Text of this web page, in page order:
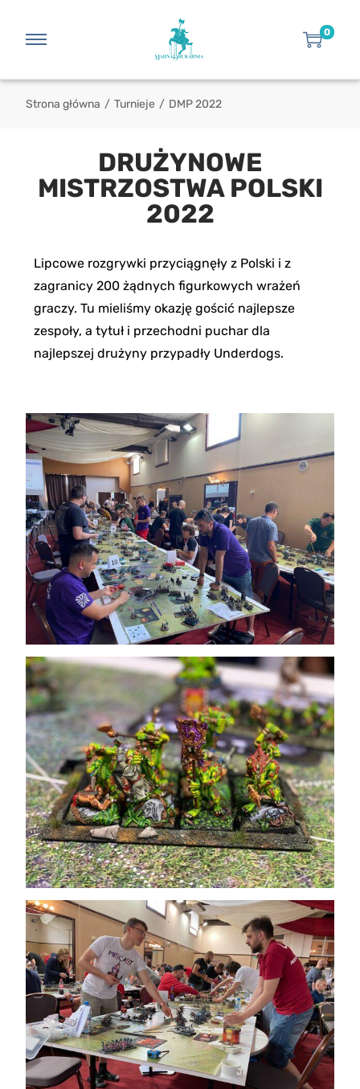
0
Strona główna / Turnieje / DMP 2022
DRUŻYNOWE
MISTRZOSTWA POLSKI
2022
Lipcowe rozgrywki przyciągnęły z Polski i z
zagranicy 200 żądnych figurkowych wrażeń
graczy. Tu mieliśmy okazję gościć najlepsze
zespoły, a tytuł i przechodni puchar dla
najlepszej drużyny przypadły Underdogs.